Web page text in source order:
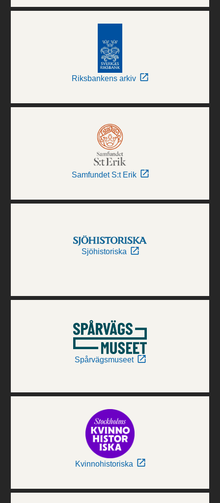
Riksbankens arkiv
Samfundet S:t Erik
Sjöhistoriska
Spårvägsmuseet
Kvinnohistoriska